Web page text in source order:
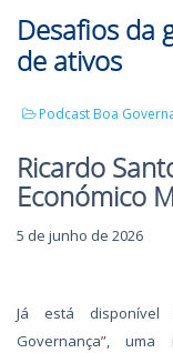
Desafios da
de ativos
Podcast Boa
Ricardo
Económico
5 de junho de 2026
Já está disponível
Governança”,